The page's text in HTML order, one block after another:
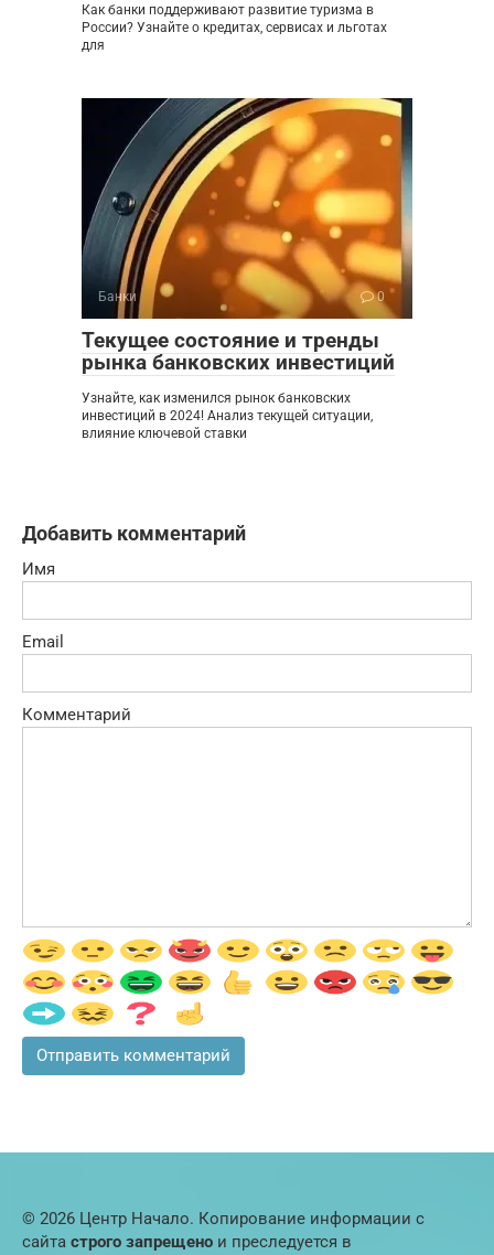
Как банки поддерживают развитие туризма в
России? Узнайте о кредитах, сервисах и льготах
для
Банки 0
Текущее состояние и тренды
рынка банковских инвестиций
Узнайте, как изменился рынок банковских
инвестиций в 2024! Анализ текущей ситуации,
влияние ключевой ставки
Добавить комментарий
Имя
Email
Комментарий
© 2026 Центр Начало. Копирование информации с
сайта строго запрещено и преследуется в